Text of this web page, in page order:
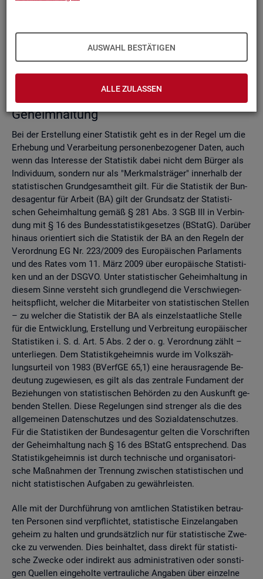
AUSWAHL BESTÄTIGEN
ALLE ZULASSEN
tung
Zell­sper­rungs­ver­fah­ren
Run­dungs­ver­fah­ren
Ver­gleich der Ver­fah­ren
Recht­li­che Grund­la­gen der sta­tis­ti­schen
Ge­heim­hal­tung
Bei der Er­stel­lung einer Sta­tis­tik geht es in der Regel um die
Er­he­bung und Ver­ar­bei­tung per­so­nen­be­zo­ge­ner Daten, auch
wenn das In­ter­es­se der Sta­tis­tik dabei nicht dem Bür­ger als
In­di­vi­du­um, son­dern nur als "Merk­mals­trä­ger" in­ner­halb der
sta­tis­ti­schen Grund­ge­samt­heit gilt. Für die Sta­tis­tik der Bun­
des­agen­tur für Ar­beit (BA) gilt der Grund­satz der Sta­tis­ti­
schen Ge­heim­hal­tung gemäß § 281 Abs. 3 SGB III in Ver­bin­
dung mit § 16 des Bun­des­sta­tis­tik­ge­set­zes (BStatG). Dar­über
hin­aus ori­en­tiert sich die Sta­tis­tik der BA an den Re­geln der
Ver­ord­nung EG Nr. 223/2009 des Eu­ro­päi­schen Par­la­ments
und des Rates vom 11. März 2009 über eu­ro­päi­sche Sta­tis­ti­
ken und an der DSGVO. Unter sta­tis­ti­scher Ge­heim­hal­tung in
die­sem Sinne ver­steht sich grund­le­gend die Ver­schwie­gen­
heits­pflicht, wel­cher die Mit­ar­bei­ter von sta­tis­ti­schen Stel­len
– zu wel­cher die Sta­tis­tik der BA als ein­zel­staat­li­che Stel­le
für die Ent­wick­lung, Er­stel­lung und Ver­brei­tung eu­ro­päi­scher
Sta­tis­ti­ken i. S. d. Art. 5 Abs. 2 der o. g. Ver­ord­nung zählt –
un­ter­lie­gen. Dem Sta­tis­tik­ge­heim­nis wurde im Volks­zäh­
lungs­ur­teil von 1983 (BVerf­GE 65,1) eine her­aus­ra­gen­de Be­
deu­tung zu­ge­wie­sen, es gilt als das zen­tra­le Fun­da­ment der
Be­zie­hun­gen von sta­tis­ti­schen Be­hör­den zu den Aus­kunft ge­
ben­den Stel­len. Diese Re­ge­lun­gen sind stren­ger als die des
all­ge­mei­nen Da­ten­schut­zes und des So­zi­al­da­ten­schut­zes.
Für die Sta­tis­ti­ken der Bun­des­agen­tur gel­ten die Vor­schrif­ten
der Ge­heim­hal­tung nach § 16 des BStatG ent­spre­chend. Das
Sta­tis­tik­ge­heim­nis ist durch tech­ni­sche und or­ga­ni­sa­to­ri­
sche Maß­nah­men der Tren­nung zwi­schen sta­tis­ti­schen und
nicht sta­tis­ti­schen Auf­ga­ben zu ge­währ­leis­ten.
Alle mit der Durch­füh­rung von amt­li­chen Sta­tis­ti­ken be­trau­
ten Per­so­nen sind ver­pflich­tet, sta­tis­ti­sche Ein­zel­an­ga­ben
ge­heim zu hal­ten und grund­sätz­lich nur für sta­tis­ti­sche Zwe­
cke zu ver­wen­den. Dies be­inhal­tet, dass di­rekt für sta­tis­ti­
sche Zwe­cke oder in­di­rekt aus ad­mi­nis­tra­ti­ven oder sons­ti­
gen Quel­len ein­ge­hol­te ver­trau­li­che An­ga­ben über ein­zel­ne